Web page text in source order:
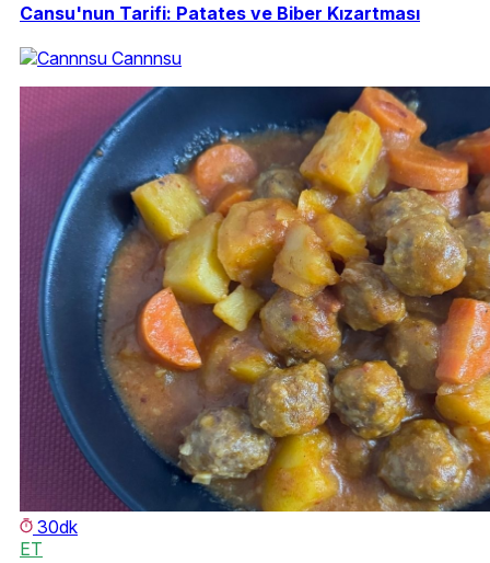
Cansu'nun Tarifi: Patates ve Biber Kızartması
Cannnsu
30dk
ET